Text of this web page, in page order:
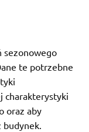
sezonowego
te potrzebne
charakterystyki
oraz aby
budynek.